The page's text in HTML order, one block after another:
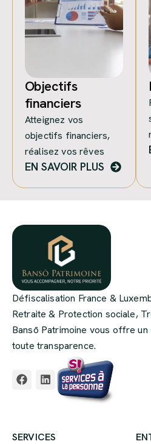
Objectifs
financiers
Atteignez vos
objectifs financiers,
réalisez vos rêves
EN SAVOIR PLUS
Défiscalisation France &
Retraite & Protection sociale,
Bansō Patrimoine vous offre
toute transparence.
SERVICES